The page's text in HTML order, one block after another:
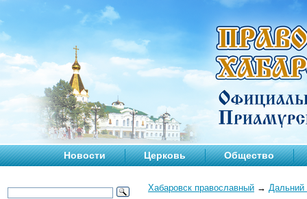
Новости Церковь Общество
Хабаровск православный → Дальний